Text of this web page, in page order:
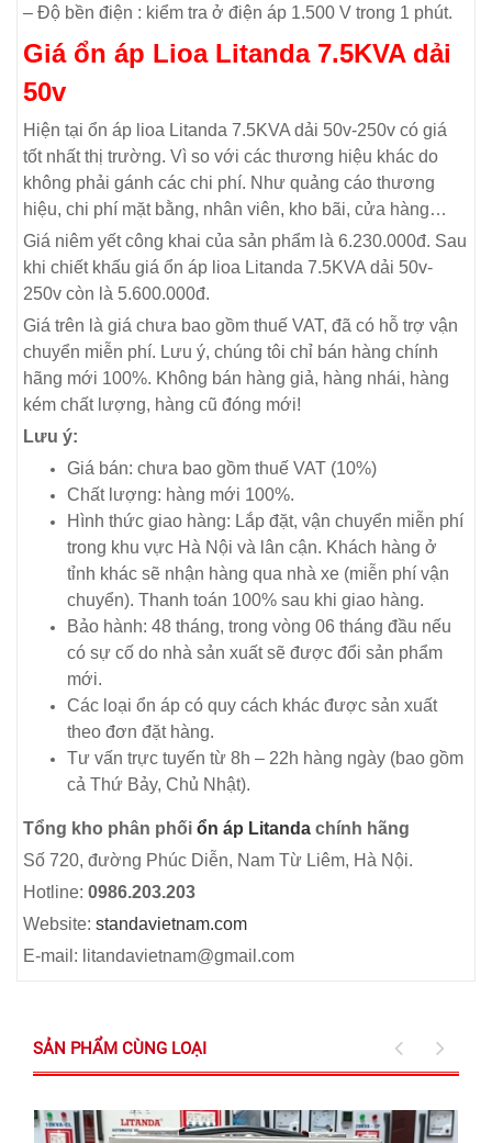
– Độ bền điện : kiểm tra ở điện áp 1.500 V trong 1 phút.
Giá ổn áp Lioa Litanda 7.5KVA dải
50v
Hiện tại ổn áp lioa Litanda 7.5KVA dải 50v-250v có giá
tốt nhất thị trường. Vì so với các thương hiệu khác do
không phải gánh các chi phí. Như quảng cáo thương
hiệu, chi phí mặt bằng, nhân viên, kho bãi, cửa hàng…
Giá niêm yết công khai của sản phẩm là 6.230.000đ. Sau
khi chiết khấu giá ổn áp lioa Litanda 7.5KVA dải 50v-
250v còn là 5.600.000đ.
Giá trên là giá chưa bao gồm thuế VAT, đã có hỗ trợ vận
chuyển miễn phí. Lưu ý, chúng tôi chỉ bán hàng chính
hãng mới 100%. Không bán hàng giả, hàng nhái, hàng
kém chất lượng, hàng cũ đóng mới!
Lưu ý:
Giá bán: chưa bao gồm thuế VAT (10%)
Chất lượng: hàng mới 100%.
Hình thức giao hàng: Lắp đặt, vận chuyển miễn phí
trong khu vực Hà Nội và lân cận. Khách hàng ở
tỉnh khác sẽ nhận hàng qua nhà xe (miễn phí vận
chuyển). Thanh toán 100% sau khi giao hàng.
Bảo hành: 48 tháng, trong vòng 06 tháng đầu nếu
có sự cố do nhà sản xuất sẽ được đổi sản phẩm
mới.
Các loại ổn áp có quy cách khác được sản xuất
theo đơn đặt hàng.
Tư vấn trực tuyến từ 8h – 22h hàng ngày (bao gồm
cả Thứ Bảy, Chủ Nhật).
Tổng kho phân phối ổn áp Litanda chính hãng
Số 720, đường Phúc Diễn, Nam Từ Liêm, Hà Nội.
Hotline: 0986.203.203
Website: standavietnam.com
E-mail: litandavietnam@gmail.com
SẢN PHẨM CÙNG LOẠI